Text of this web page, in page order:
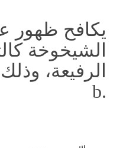
يكافح ظهور
الشيخوخة
الرفيعة،
b.